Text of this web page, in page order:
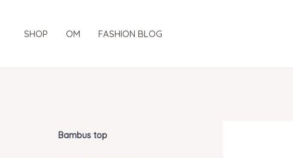
SHOP OM FASHION BLOG
Bambus top